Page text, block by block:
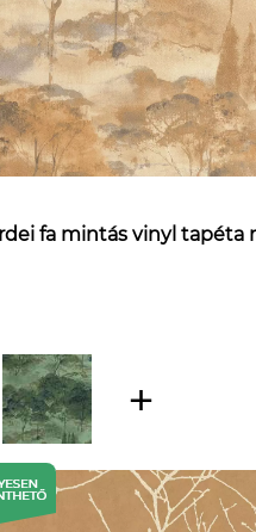
fa mintás vinyl tapéta